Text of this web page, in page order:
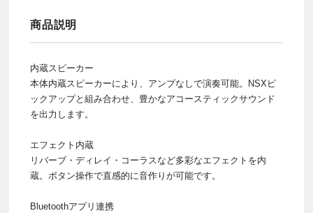
商品説明
内蔵スピーカー
本体内蔵スピーカーにより、アンプなしで演奏可能。NSXピ
ックアップと組み合わせ、豊かなアコースティックサウンド
を出力します。
エフェクト内蔵
リバーブ・ディレイ・コーラスなど多彩なエフェクトを内
蔵。ボタン操作で直感的に音作りが可能です。
Bluetoothアプリ連携